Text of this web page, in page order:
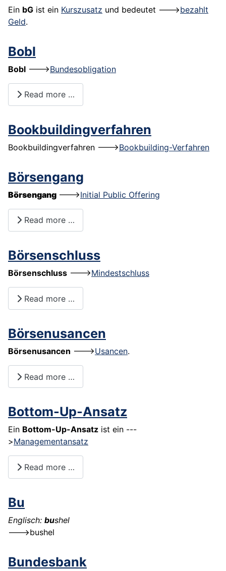
Ein bG ist ein Kurszusatz und bedeutet --->bezahlt
Geld.
Bobl
Bobl --->Bundesobligation
Read more …
Bookbuildingverfahren
Bookbuildingverfahren --->Bookbuilding-Verfahren
Börsengang
Börsengang --->Initial Public Offering
Read more …
Börsenschluss
Börsenschluss --->Mindestschluss
Read more …
Börsenusancen
Börsenusancen --->Usancen.
Read more …
Bottom-Up-Ansatz
Ein Bottom-Up-Ansatz ist ein ---
>Managementansatz
Read more …
Bu
Englisch: bushel
--->bushel
Bundesbank